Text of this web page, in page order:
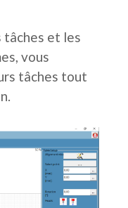
tâches et les
vous
tâches tout